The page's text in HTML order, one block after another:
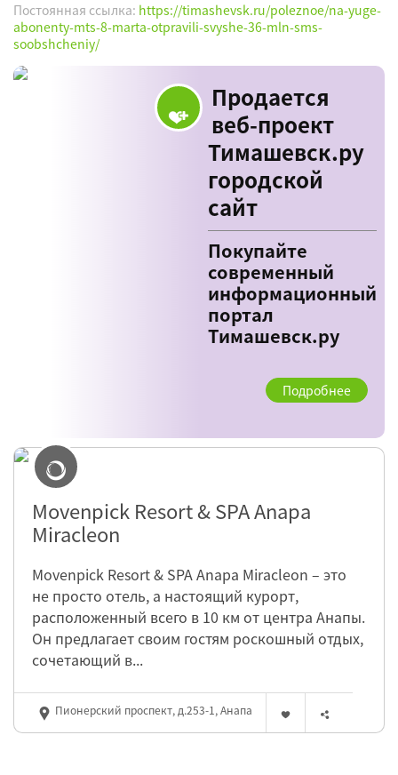
Постоянная ссылка: https://timashevsk.ru/poleznoe/na-yuge-
abonenty-mts-8-marta-otpravili-svyshe-36-mln-sms-
soobshcheniy/
Продается
веб-проект
Тимашевск.ру
городской
сайт
Покупайте
современный
информационный
портал
Тимашевск.ру
Подробнее
Movenpick Resort & SPA Anapa
Miracleon
Movenpick Resort & SPA Anapa Miracleon – это
не просто отель, а настоящий курорт,
расположенный всего в 10 км от центра Анапы.
Он предлагает своим гостям роскошный отдых,
сочетающий в...
Пионерский проспект, д.253-1, Анапа